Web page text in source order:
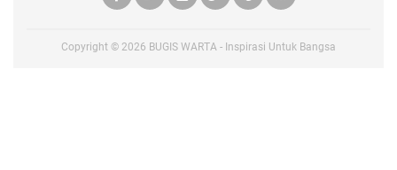
Copyright © 2026 BUGIS WARTA - Inspirasi Untuk Bangsa